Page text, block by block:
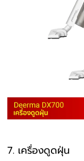
7. เครื่องดูดฝุ่น